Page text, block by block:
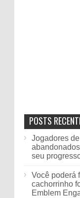
POSTS
Jogadores
seu
Você poderá
cachorrinho
Emblem